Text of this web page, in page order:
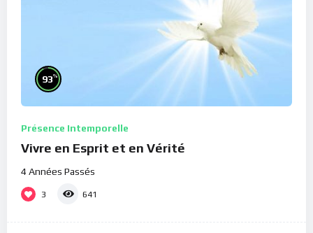
93%
Présence Intemporelle
Vivre en Esprit et en Vérité
4 Années Passés
3 641